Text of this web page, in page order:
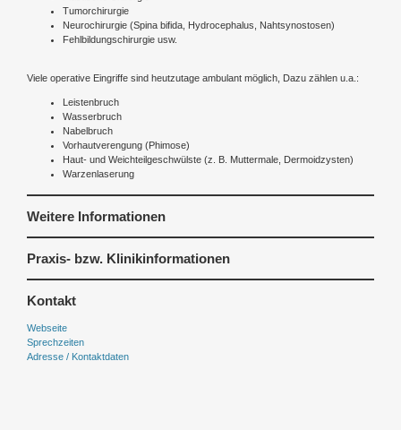
Tumorchirurgie
Neurochirurgie (Spina bifida, Hydrocephalus, Nahtsynostosen)
Fehlbildungschirurgie usw.
Viele operative Eingriffe sind heutzutage ambulant möglich, Dazu zählen u.a.:
Leistenbruch
Wasserbruch
Nabelbruch
Vorhautverengung (Phimose)
Haut- und Weichteilgeschwülste (z. B. Muttermale, Dermoidzysten)
Warzenlaserung
Weitere Informationen
Praxis- bzw. Klinikinformationen
Kontakt
Webseite
Sprechzeiten
Adresse / Kontaktdaten